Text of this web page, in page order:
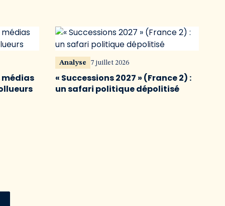
médias
Analyse 7 juillet 2026
« Successions 2027 » (France 2) :
un safari politique dépolitisé